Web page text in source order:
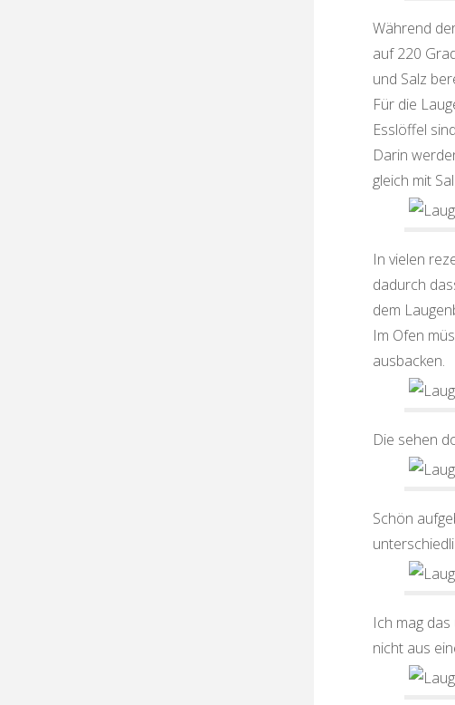
Während
auf 220
und Salz
Für die
Esslöffel
Darin
gleich mit
In vielen
dadurch
dem
Im Ofen
ausbacken.
Die sehen
Schön
Ich mag
nicht aus